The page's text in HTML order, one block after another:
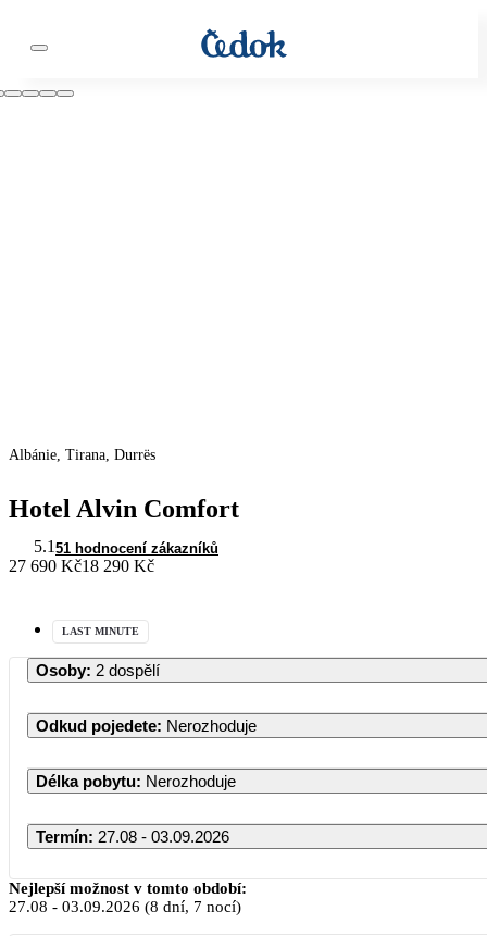
Albánie, Tirana, Durrës
Hotel Alvin Comfort
5.1 51 hodnocení zákazníků
27 690 Kč18 290 Kč
LAST MINUTE
Osoby: 2 dospělí
Odkud pojedete: Nerozhoduje
Délka pobytu: Nerozhoduje
Termín: 27.08 - 03.09.2026
Nejlepší možnost v tomto období:
27.08 - 03.09.2026 (8 dní, 7 nocí)